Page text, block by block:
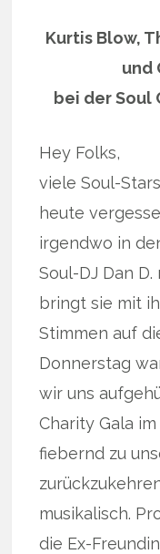
Kurtis Blow,
und
bei der Soul
Hey Folks,
viele Soul-
heute
irgendwo in
Soul-DJ Dan
bringt sie mit
Stimmen auf
Donnerstag
wir uns
Charity Gala
fiebernd zu
musikalisch.
die Ex-